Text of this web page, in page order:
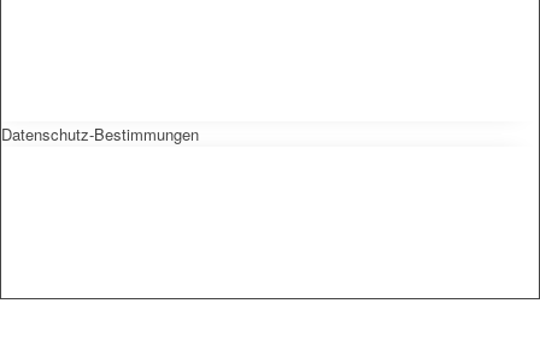
Datenschutz-Bestimmungen